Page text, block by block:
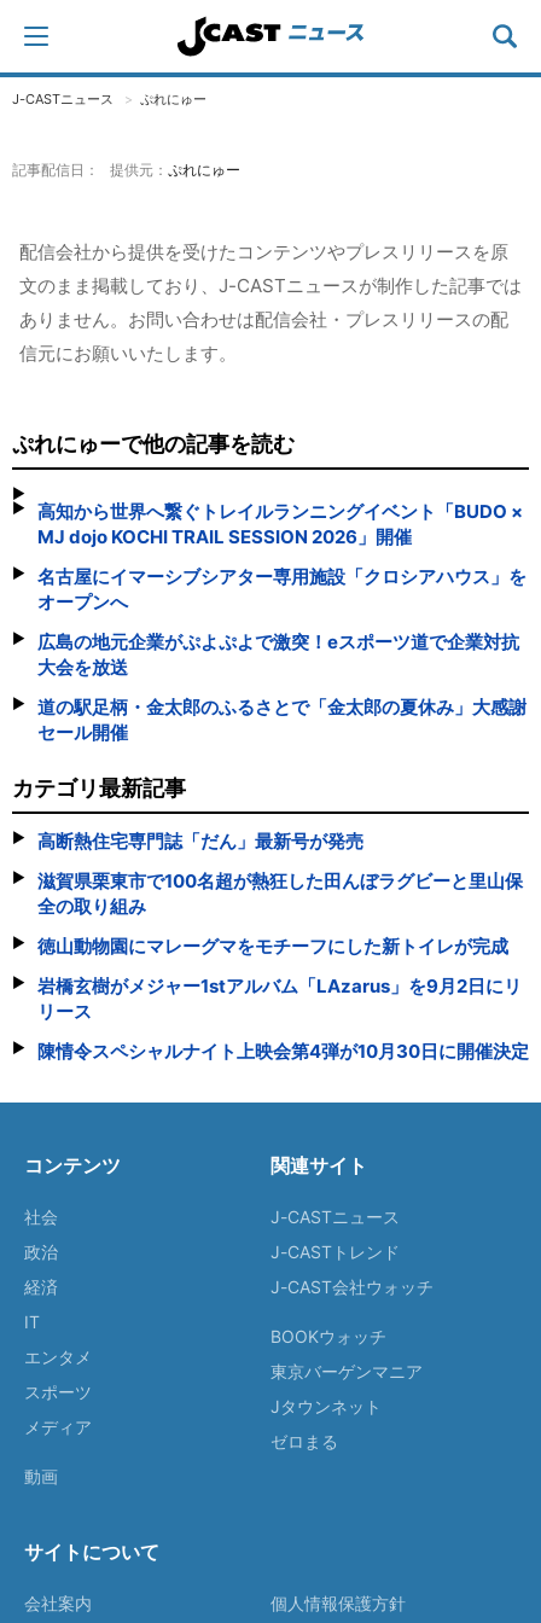
J-CASTニュース ぷれにゅー
記事配信日： 提供元： ぷれにゅー
配信会社から提供を受けたコンテンツやプレスリリースを原
文のまま掲載しており、J-CASTニュースが制作した記事では
ありません。お問い合わせは配信会社・プレスリリースの配
信元にお願いいたします。
ぷれにゅーで他の記事を読む
高知から世界へ繋ぐトレイルランニングイベント「BUDO ×
MJ dojo KOCHI TRAIL SESSION 2026」開催
名古屋にイマーシブシアター専用施設「クロシアハウス」を
オープンへ
広島の地元企業がぷよぷよで激突！eスポーツ道で企業対抗
大会を放送
道の駅足柄・金太郎のふるさとで「金太郎の夏休み」大感謝
セール開催
カテゴリ最新記事
高断熱住宅専門誌「だん」最新号が発売
滋賀県栗東市で100名超が熱狂した田んぼラグビーと里山保
全の取り組み
徳山動物園にマレーグマをモチーフにした新トイレが完成
岩橋玄樹がメジャー1stアルバム「LAzarus」を9月2日にリ
リース
陳情令スペシャルナイト上映会第4弾が10月30日に開催決定
コンテンツ
社会
政治
経済
IT
エンタメ
スポーツ
メディア
動画
関連サイト
J-CASTニュース
J-CASTトレンド
J-CAST会社ウォッチ
BOOKウォッチ
東京バーゲンマニア
Jタウンネット
ゼロまる
サイトについて
会社案内 個人情報保護方針